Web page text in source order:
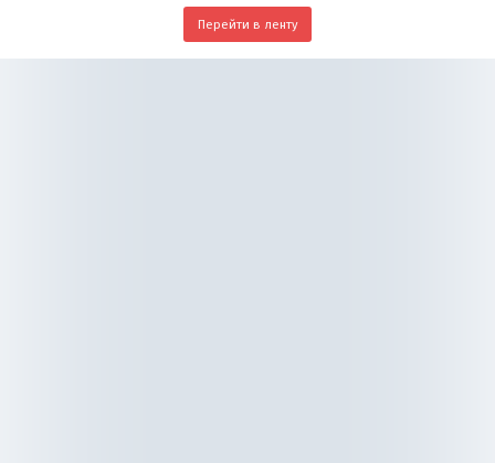
Перейти в ленту